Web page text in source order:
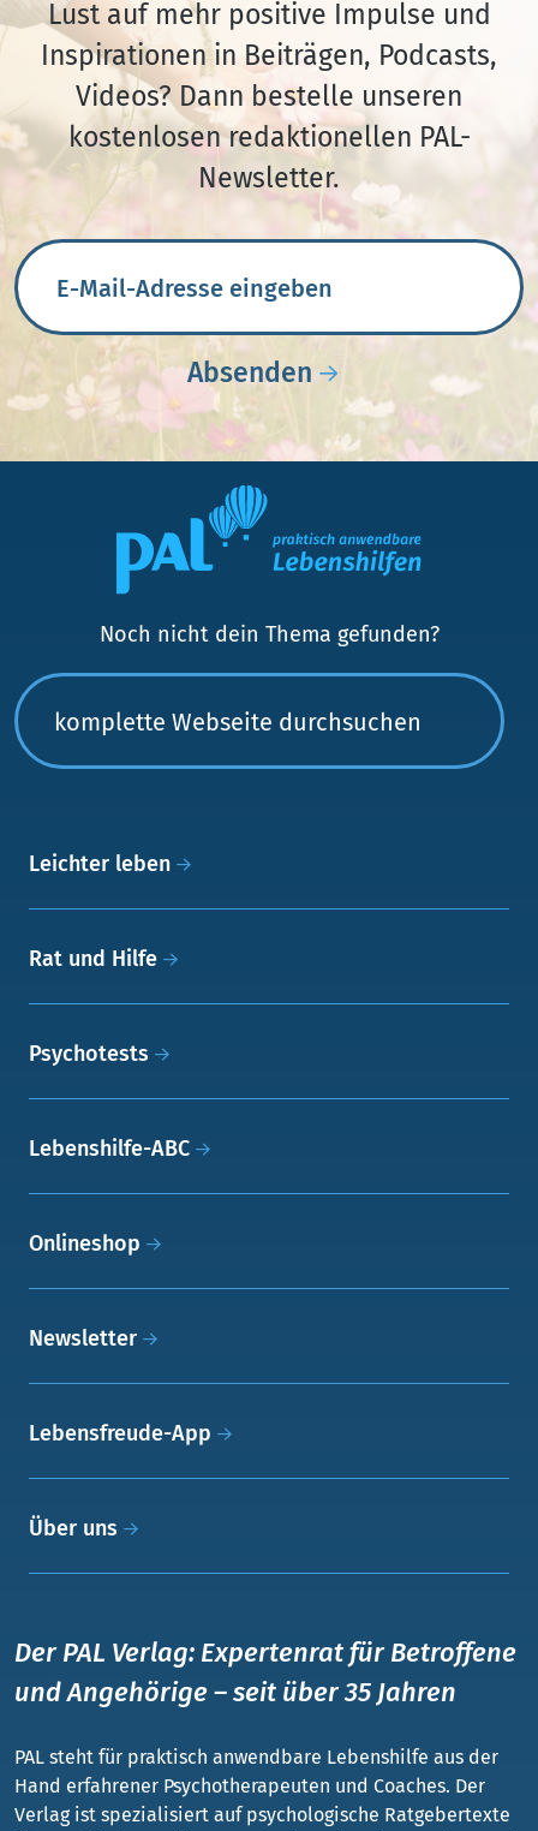
Lust auf mehr positive Impulse und
Inspirationen in Beiträgen, Podcasts,
Videos? Dann bestelle unseren
kostenlosen redaktionellen PAL-
Newsletter.
E-Mail-Adresse
Absenden
Noch nicht dein Thema gefunden?
Leichter leben
Rat und Hilfe
Psychotests
Lebenshilfe-ABC
Onlineshop
Newsletter
Lebensfreude-App
Über uns
Der PAL Verlag: Expertenrat für Betroffene
und Angehörige – seit über 35 Jahren
PAL steht für praktisch anwendbare Lebenshilfe aus der
Hand erfahrener Psychotherapeuten und Coaches. Der
Verlag ist spezialisiert auf psychologische Ratgebertexte